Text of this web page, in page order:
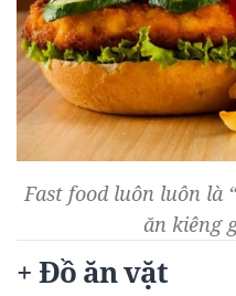
Fast food luôn luôn là
ăn kiêng
+ Đồ ăn vặt